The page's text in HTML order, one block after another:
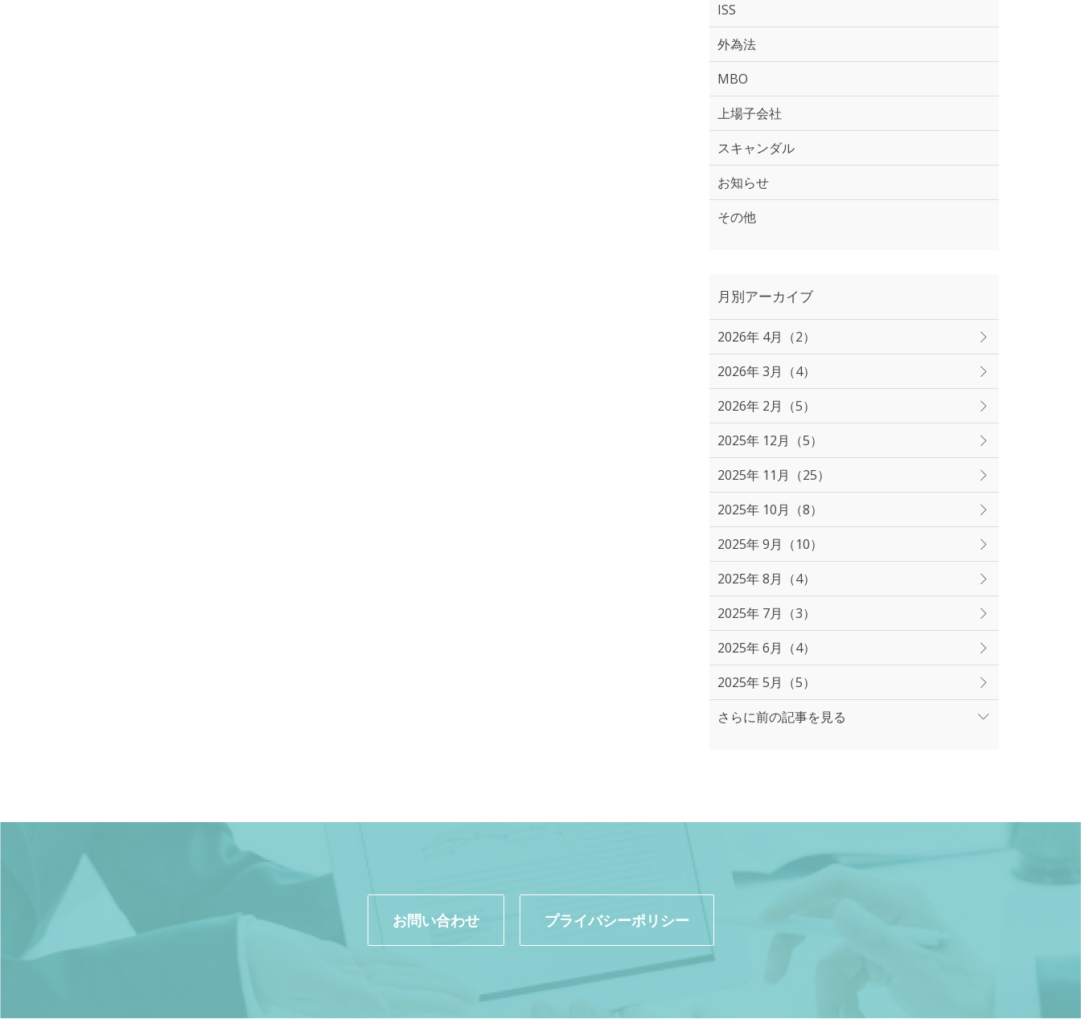
ISS
外為法
MBO
上場子会社
スキャンダル
お知らせ
その他
月別アーカイブ
2026年 4月（2）
2026年 3月（4）
2026年 2月（5）
2025年 12月（5）
2025年 11月（25）
2025年 10月（8）
2025年 9月（10）
2025年 8月（4）
2025年 7月（3）
2025年 6月（4）
2025年 5月（5）
さらに前の記事を見る
お問い合わせ プライバシーポリシー